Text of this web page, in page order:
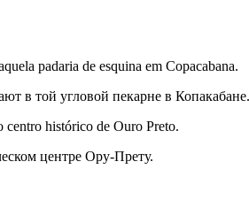
padaria de esquina em Copacabana.
в той угловой пекарне в Копакабане.
centro histórico de Ouro Preto.
центре Ору-Прету.